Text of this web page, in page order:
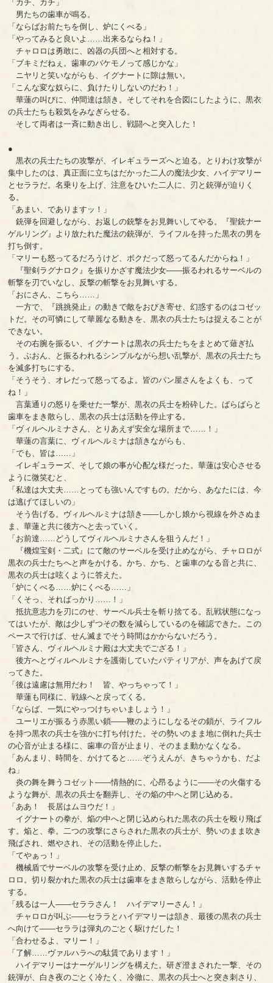
「カチ、カチ」
男たちの歯車が鳴る。
「ならばお前たちを倒し、炉にくべる」
「やってみると良いよ……出来るならね！」
チャロロは勇敢に、凶器の兵団へと相対する。
「ブキミだねぇ。歯車のバケモノって感じかな」
ニヤリと笑いながらも、イグナートに隙は無い。
「こんな変な奴らに、負けたりしないのだわ！」
華蓮の叫びに、仲間達は頷き。そしてそれを合図にしたように、黒衣
の兵士たちも殺気をみなぎらせる。
そして両者は一斉に動き出し、戦闘へと突入した！
●
黒衣の兵士たちの攻撃が、イレギュラーズへと迫る。とりわけ攻撃が
集中したのは、真正面に立ちはだかった二人の魔法少女、ハイデマリー
とセララだ。名乗りを上げ、注意をひいた二人に、刃と銃弾が迫りく
る。
「あまい、でありますッ！」
銃弾を回避しながら、お返しの銃撃をお見舞いしてやる。『聖銃ナー
ゲルリング』より放たれた魔法の銃弾が、ライフルを持った黒衣の男を
打ち倒す。
「マリーも怒ってるだろうけど、ボクだって怒ってるんだからね！」
『聖剣ラグナロク』を振りかざす魔法少女――振るわれるサーベルの
斬撃を刃でいなし、反撃の斬撃をお見舞いする。
「おにさん、こちら……」
一方で、『跳挑発止』の動きで敵をおびき寄せ、幻惑するのはコゼッ
トだ。その可憐にして華麗なる動きを、黒衣の兵士たちは捉えることが
できない。
その右腕を振るい、イグナートは黒衣の兵士たちをまとめて薙ぎ払
う。ぶおん、と振るわれるシンプルながら想い乱撃が、黒衣の兵士たち
を滅多打ちにする。
「そうそう、オレだって怒ってるよ。皆のパン屋さんをよくも、って
ね！」
言葉通りの怒りを乗せた一撃が、黒衣の兵士を粉砕した。ばらばらと
歯車をまき散らし、黒衣の兵士は活動を停止する。
「ヴィルヘルミナさん、とりあえず安全な場所まで……！」
華蓮の言葉に、ヴィルヘルミナは頷きながらも、
「でも、皆は……」
イレギュラーズ、そして娘の事が心配な様だった。華蓮は安心させる
ように微笑むと、
「私達は大丈夫……とっても強いんですもの。だから、あなたには、今
は逃げてほしいの」
そう告げる。ヴィルヘルミナは頷き――しかし娘から視線を外さぬま
ま、華蓮と共に後方へと去っていく。
「お前達……どうしてヴィルヘルミナさんを狙うんだ！」
『機煌宝剣・二式』にて敵のサーベルを受け止めながら、チャロロが
黒衣の兵士たちへと声をかける。かち、かち、と歯車のなる音と共に、
黒衣の兵士は呟くように答えた。
「炉にくべる……炉にくべる……」
「くそっ、そればっかり……！」
抵抗意志力を刃にのせ、サーベル兵士を斬り捨てる。乱戦状態になっ
てはいたが、敵は少しずつその数を減らしているのを確認できた。この
ペースで行けば、せん滅までそう時間はかからないだろう。
「皆さん、ヴィルヘルミナ殿は大丈夫でござる！」
後方へとヴィルヘルミナを護衛していたパティリアが、声をあげて戻
ってきた。
「後は遠慮は無用だわ！ 皆、やっちゃって！」
華蓮も同様に、戦線へと戻ってくる。
「ならば、一気にやっつけちゃいましょう！」
ユーリエが振るう赤黒い鎖――鞭のようにしなるその鎖が、ライフル
を持つ黒衣の兵士を強かに打ち付けた。その勢いのまま地に倒れた兵士
の心音が止まる様に、歯車の音が止まり、そのまま動かなくなる。
「あんまり、時間を、かけてると……ぞうえんが、きちゃうかも、だよ
ね」
炎の舞を舞うコゼット――情熱的に、心昂るように――その火傷する
ような舞が、黒衣の兵士を翻弄し、その焔の中へと閉じ込める。
「ああ！ 長居はムヨウだ！」
イグナートの拳が、焔の中へと閉じ込められた黒衣の兵士を殴り飛ば
す。焔と、拳。二つの攻撃にさらされた黒衣の兵士が、勢いのまま吹き
飛ばされ、燃やされ、その活動を停止した。
「てやぁっ！」
機械盾でサーベルの攻撃を受け止め、反撃の斬撃をお見舞いするチャ
ロロ。切り裂かれた黒衣の兵士は歯車をまき散らしながら、活動を停止
する。
「残るは一人――セララさん！ ハイデマリーさん！」
チャロロが叫ぶ――セララとハイデマリーは頷き、最後の黒衣の兵士
へ向けて――セララは弾丸のごとく駆けだした！
「合わせるよ、マリー！」
「了解……ヴァルハラへの駄賃であります！」
ハイデマリーはナーゲルリングを構えた。研ぎ澄まされた一撃、その
銃弾が、白き夜のごとく冷たく、冷徹に、黒衣の兵士へと突き刺さり、